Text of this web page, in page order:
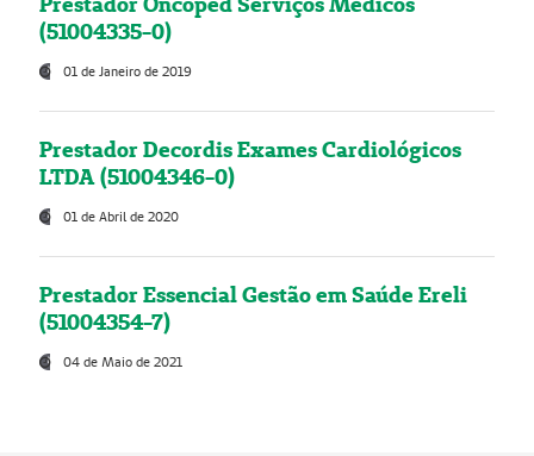
(51004335-0)
01 de Janeiro de 2019
Prestador Decordis Exames Cardiológicos
LTDA (51004346-0)
01 de Abril de 2020
Prestador Essencial Gestão em Saúde Ereli
(51004354-7)
04 de Maio de 2021